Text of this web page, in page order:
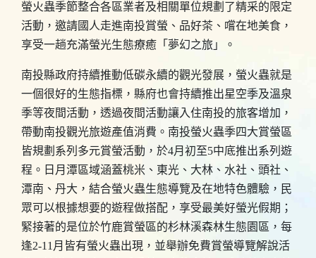
螢火蟲季節整合各區業者及相關單位規劃了精采的限定
活動，邀請國人走進南投賞螢、品好茶、嚐在地美食，
享受一趟充滿螢光生態療癒「夢幻之旅」。
南投縣政府持續推動低碳永續的觀光發展，螢火蟲就是
一個很好的生態指標，縣府也會持續推出星空季及溫泉
季等夜間活動，透過夜間活動讓入住南投的旅客增加，
帶動南投觀光旅遊產值消費。南投螢火蟲季四大賞螢區
皆規劃系列多元賞螢活動，於4月初至5中底推出系列遊
程。日月潭區域涵蓋桃米、東光、大林、水社、頭社、
潭南、丹大，結合螢火蟲生態導覽及在地特色體驗，民
眾可以根據想要的遊程做搭配，享受最美好螢光假期；
緊接著的是位於竹鹿賞螢區的杉林溪森林生態園區，每
逢2-11月皆有螢火蟲出現，並舉辦免費賞螢導覽解說活